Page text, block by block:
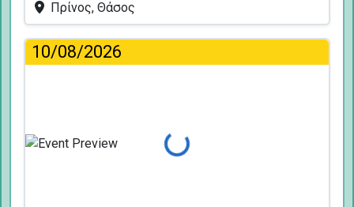
Πρίνος, Θάσος
10/08/2026
Φόρτωση...